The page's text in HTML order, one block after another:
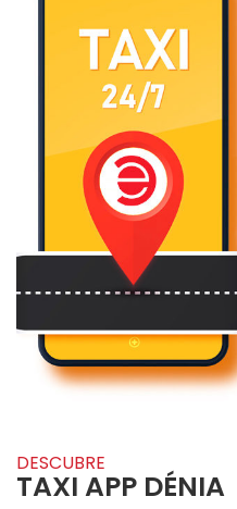
DESCUBRE
TAXI APP DÉNIA